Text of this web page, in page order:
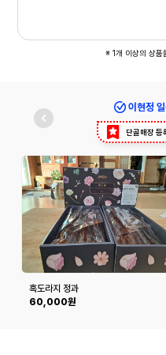
※ 1개 이상의 상품
이현정
단골매장 등
흑도라지 정과
60,000원